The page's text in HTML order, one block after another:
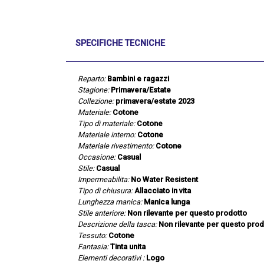
SPECIFICHE TECNICHE
Reparto: Bambini e ragazzi
Stagione: Primavera/Estate
Collezione: primavera/estate 2023
Materiale: Cotone
Tipo di materiale: Cotone
Materiale interno: Cotone
Materiale rivestimento: Cotone
Occasione: Casual
Stile: Casual
Impermeabilita: No Water Resistent
Tipo di chiusura: Allacciato in vita
Lunghezza manica: Manica lunga
Stile anteriore: Non rilevante per questo prodotto
Descrizione della tasca: Non rilevante per questo
Tessuto: Cotone
Fantasia: Tinta unita
Elementi decorativi : Logo